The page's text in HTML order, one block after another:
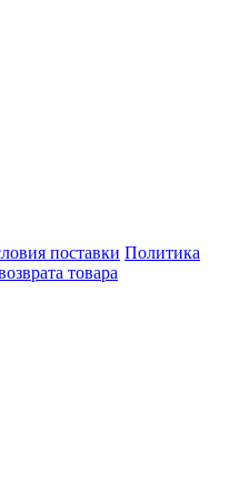
поставки Политика
товара